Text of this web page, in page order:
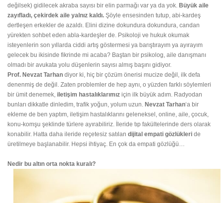
değilsek) gidilecek akraba sayısı bir elin parmağı var ya da yok. Büyük aile
zayıfladı, çekirdek aile yalnız kaldı. Şöyle ensesinden tutup, abi-kardeş
dertleşen erkekler de azaldı. Elini dizine dokundura dokundura, candan
yürekten sohbet eden abla-kardeşler de. Psikoloji ve hukuk okumak
isteyenlerin son yıllarda ciddi artış göstermesi ya barıştırayım ya ayırayım
gelecek bu ikisinde fikrinde mi acaba? Baştan bir psikolog, aile danışmanı
olmadı bir avukata yolu düşenlerin sayısı almış başını gidiyor.
Prof. Nevzat Tarhan diyor ki, hiç bir çözüm önerisi mucize değil, ilk defa
denenmiş de değil. Zaten problemler de hep aynı, o yüzden farklı söylemleri
bir ümit denemek, iletişim hastalıklarımız için ilk büyük adım. Radyodan
bunları dikkatle dinledim, trafik yoğun, yolum uzun. Nevzat Tarhan‘a bir
ekleme de ben yaptım, i letişim hastalıklarını geleneksel, online, aile, çocuk,
konu-komşu şeklinde türlere ayırabiliriz. İleride tıp fakültelerinde ders olarak
konabilir. Hatta daha ileride reçetesiz satılan dijital empati gözlükleri de
üretilmeye başlanabilir. Hepsi ihtiyaç. En çok da empati gözlüğü…
Nedir bu altın orta nokta kuralı?